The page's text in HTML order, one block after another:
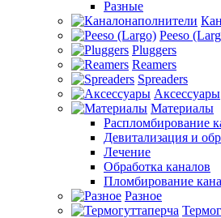
Разные
Peeso
Pluggers
Reamers
Spreaders
Аксессуары
Материалы
Распломбирование
Девитализация и
Лечение
Обработка каналов
Пломбирование
Разное